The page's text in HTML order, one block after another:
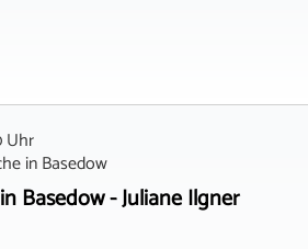
Uhr
inBasedow
Basedow - Juliane Ilgner